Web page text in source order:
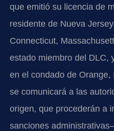
que emitió su licencia de
residente de Nueva
Connecticut,
estado miembro del DLC,
en el condado de Orange,
se comunicará a las
origen, que procederán a
sanciones